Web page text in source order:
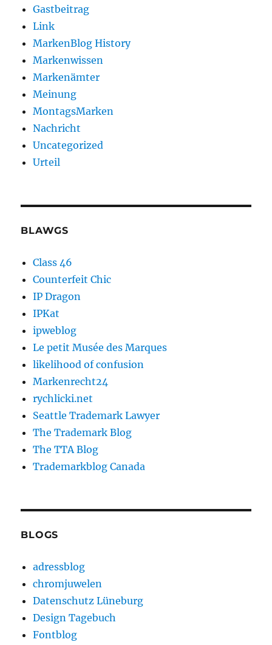
Gastbeitrag
Link
MarkenBlog History
Markenwissen
Markenämter
Meinung
MontagsMarken
Nachricht
Uncategorized
Urteil
BLAWGS
Class 46
Counterfeit Chic
IP Dragon
IPKat
ipweblog
Le petit Musée des Marques
likelihood of confusion
Markenrecht24
rychlicki.net
Seattle Trademark Lawyer
The Trademark Blog
The TTA Blog
Trademarkblog Canada
BLOGS
adressblog
chromjuwelen
Datenschutz Lüneburg
Design Tagebuch
Fontblog